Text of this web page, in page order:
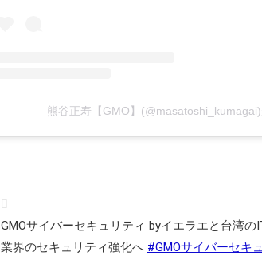
熊谷正寿【GMO】
GMOサイバーセキュリティ byイエラエと台湾
業界のセキュリティ強化へ #GMOサイバーセキ